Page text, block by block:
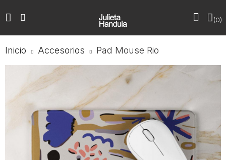
0
Inicio Accesorios Pad Mouse Rio